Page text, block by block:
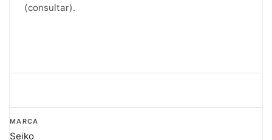
(consultar).
MARCA
Seiko